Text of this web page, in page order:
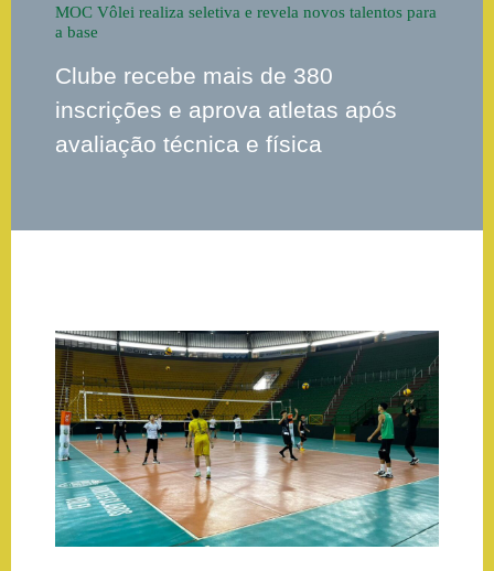
MOC Vôlei realiza seletiva e revela novos talentos para
a base
Clube recebe mais de 380
inscrições e aprova atletas após
avaliação técnica e física